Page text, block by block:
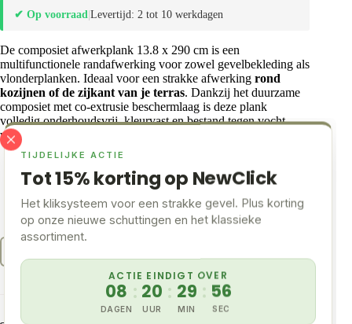
TIJDELIJKE ACTIE
Tot 15% korting op NewClick
Het kliksysteem voor een strakke gevel. Plus korting
op onze nieuwe schuttingen en het klassieke
assortiment.
ACTIE EINDIGT OVER
08
DAGEN
: 20
UUR
: 29
MIN
: 55
SEC
✔ Op voorraad Levertijd: 2 tot 10 werkdagen
De composiet afwerkplank 13.8 x 290 cm is een
multifunctionele randafwerking voor zowel gevelbekleding als
vlonderplanken. Ideaal voor een strakke afwerking rond
kozijnen of de zijkant van je terras. Dankzij het duurzame
composiet met co-extrusie beschermlaag is deze plank
volledig onderhoudsvrij, kleurvast en bestand tegen vocht,
vuil en UV-straling.
Geschikt als kozijn afwerkplank of vlonder kantplank
Bijbehorende aluminium kozijnplank afwerklijst
UV-/weersbestendig & kleurvast
Co-extrusion beschermlaag?